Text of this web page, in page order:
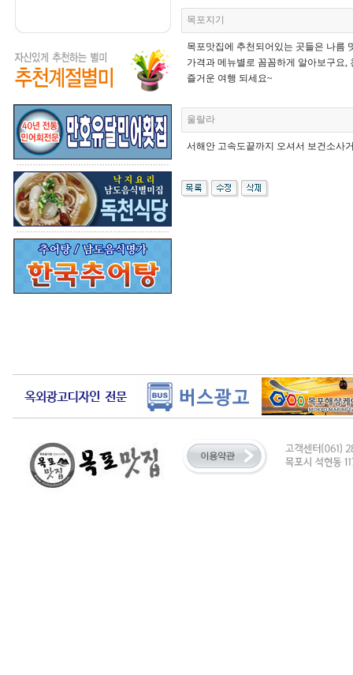
목포지기
목포맛집에 추천되어있는 곳들은 나름
가격과 메뉴별로 꼼꼼하게 알아보구요,
즐거운 여행 되세요~
울랄라
서해안 고속도끝까지 오셔서 보건소사